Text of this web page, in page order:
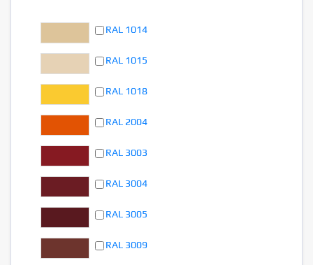
RAL 1014
RAL 1015
RAL 1018
RAL 2004
RAL 3003
RAL 3004
RAL 3005
RAL 3009